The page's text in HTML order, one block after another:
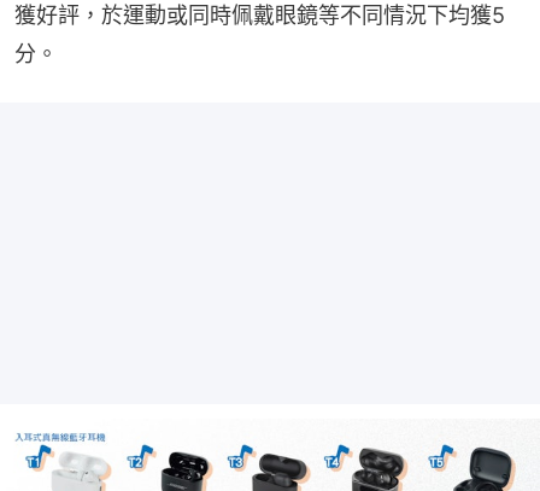
獲好評，於運動或同時佩戴眼鏡等不同情況下均獲5
分。